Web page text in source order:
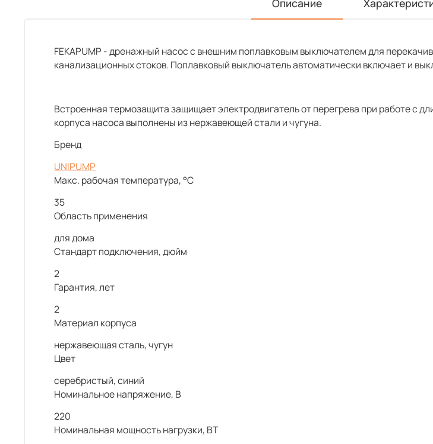
FEKAPUMP - дренажный насос с внешним поплавковым выключателем для
канализационных стоков. Поплавковый выключатель автоматически включает и
Встроенная термозащита защищает электродвигатель от перегрева при работе с
корпуса насоса выполнены из нержавеющей стали и чугуна.
Бренд
UNIPUMP
Макс. рабочая температура, °С
35
Область применения
для дома
Стандарт подключения, дюйм
2
Гарантия, лет
2
Материал корпуса
нержавеющая сталь, чугун
Цвет
серебристый, синий
Номинальное напряжение, В
220
Номинальная мощность нагрузки, ВТ